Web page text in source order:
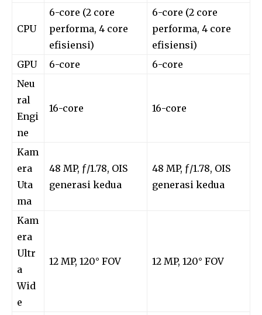
CPU
6-core (2 core
performa, 4 core
efisiensi)
6-core (2 core
performa, 4 core
efisiensi)
GPU
6-core
6-core
Neu
ral
Engi
ne
16-core 16-core
Kam
era
Uta
ma
48 MP, ƒ/1.78, OIS
generasi kedua
48 MP, ƒ/1.78, OIS
generasi kedua
Kam
era
Ultr
a
Wid
e
12 MP, 120° FOV 12 MP, 120° FOV